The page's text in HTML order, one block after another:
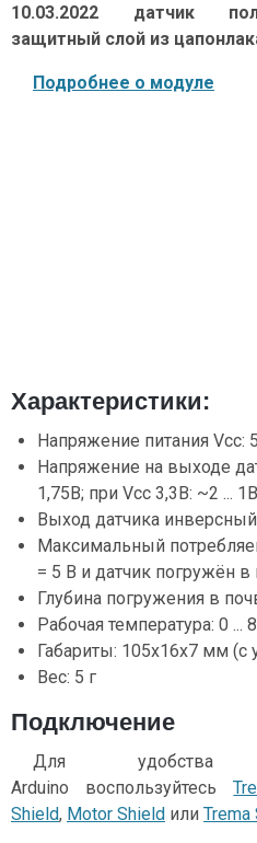
10.03.2022 датчик
защитный слой из
Подробнее о модуле
Характеристики:
Напряжение питания Vcc:
Напряжение на выходе
1,75В; при Vcc 3,3В: ~2 ... 1В
Выход датчика инверсный
Максимальный
= 5 В и датчик погружён в
Глубина погружения в
Рабочая температура: 0 ...
Габариты: 105х16х7 мм
Вес: 5 г
Подключение
Для удобства
Arduino воспользуйтесь
Shield, Motor Shield или Trema